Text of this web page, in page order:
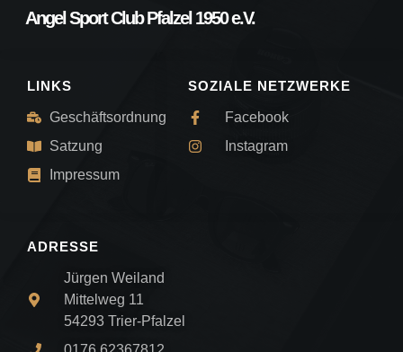
ADRESSE
Jürgen Weiland
Mittelweg 11
54293 Trier-Pfalzel
SOZIALE NETZWERKE
Facebook
Instagram
LINKS
Geschäftsordnung
Satzung
Impressum
Angel Sport Club Pfalzel 1950 e.V.